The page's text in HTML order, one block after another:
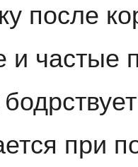
после
и частые
при